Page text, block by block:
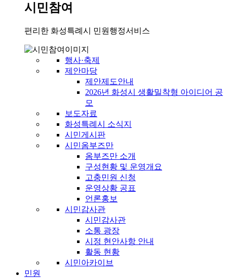
시민참여
편리한 화성특례시 민원행정서비스
행사·축제
제안마당
제안제도안내
2026년 화성시 생활밀착형 아이디어 공
모
보도자료
화성특례시 소식지
시민게시판
시민옴부즈만
옴부즈만 소개
구성현황 및 운영개요
고충민원 신청
운영상황 공표
언론홍보
시민감사관
시민감사관
소통 광장
시정 현안사항 안내
활동 현황
시민아카이브
민원